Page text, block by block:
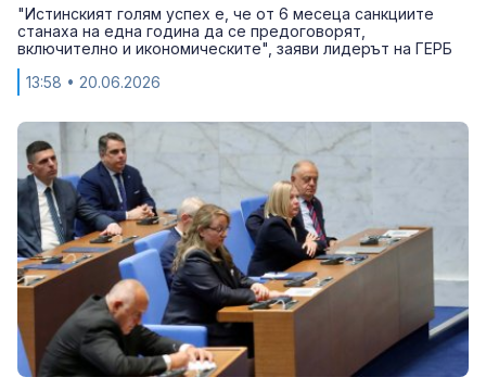
"Истинският голям успех е, че от 6 месеца санкциите
станаха на една година да се предоговорят,
включително и икономическите", заяви лидерът на ГЕРБ
13:58 • 20.06.2026